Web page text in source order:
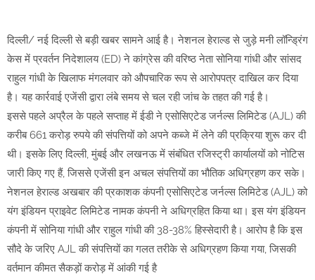
दिल्ली/ नई दिल्ली से बड़ी खबर सामने आई है। नेशनल हेराल्ड से जुड़े मनी लॉन्ड्रिंग
केस में प्रवर्तन निदेशालय (ED) ने कांग्रेस की वरिष्ठ नेता सोनिया गांधी और सांसद
राहुल गांधी के खिलाफ मंगलवार को औपचारिक रूप से आरोपपत्र दाखिल कर दिया
है। यह कार्रवाई एजेंसी द्वारा लंबे समय से चल रही जांच के तहत की गई है।
इससे पहले अप्रैल के पहले सप्ताह में ईडी ने एसोसिएटेड जर्नल्स लिमिटेड (AJL) की
करीब 661 करोड़ रुपये की संपत्तियों को अपने कब्जे में लेने की प्रक्रिया शुरू कर दी
थी। इसके लिए दिल्ली, मुंबई और लखनऊ में संबंधित रजिस्ट्री कार्यालयों को नोटिस
जारी किए गए हैं, जिससे एजेंसी इन अचल संपत्तियों का भौतिक अधिग्रहण कर सके।
नेशनल हेराल्ड अखबार की प्रकाशक कंपनी एसोसिएटेड जर्नल्स लिमिटेड (AJL) को
यंग इंडियन प्राइवेट लिमिटेड नामक कंपनी ने अधिग्रहित किया था। इस यंग इंडियन
कंपनी में सोनिया गांधी और राहुल गांधी की 38-38% हिस्सेदारी है। आरोप है कि इस
सौदे के जरिए AJL की संपत्तियों का गलत तरीके से अधिग्रहण किया गया, जिसकी
वर्तमान कीमत सैकड़ों करोड़ में आंकी गई है